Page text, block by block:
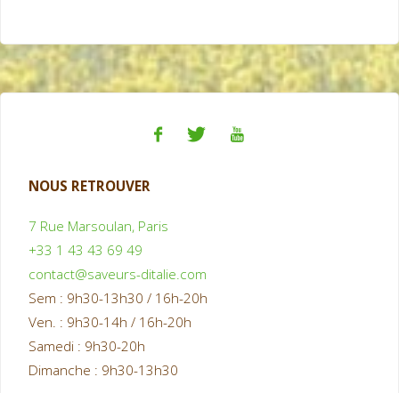
NOUS RETROUVER
7 Rue Marsoulan, Paris
+33 1 43 43 69 49
contact@saveurs-ditalie.com
Sem : 9h30-13h30 / 16h-20h
Ven. : 9h30-14h / 16h-20h
Samedi : 9h30-20h
Dimanche : 9h30-13h30